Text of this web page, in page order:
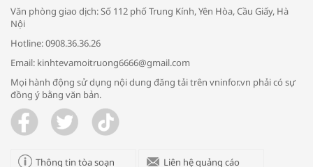
Bác sĩ tư vấn cách phòng tránh bệnh
đường hô hấp trong thời tiết giao mùa
Trao yêu thương cho em
Văn phòng giao dịch: Số 112 phố Trung Kính, Yên Hòa, Cầu Giấy, Hà
Nội
Hotline: 0908.36.36.26
Email: kinhtevamoitruong6666@gmail.com
Mọi hành động sử dụng nội dung đăng tải trên vninfor.vn phải có sự
đồng ý bằng văn bản.
Thông tin tòa soạn Liên hệ quảng cáo